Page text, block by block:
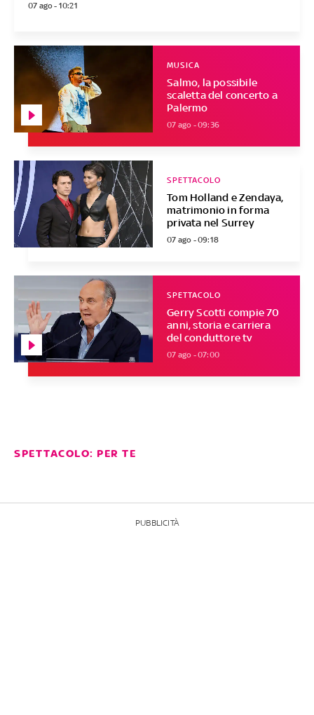
07 ago - 10:21
Salmo, la possibile
scaletta del concerto a
Palermo
MUSICA
07 ago - 09:36
Tom Holland e Zendaya,
matrimonio in forma
privata nel Surrey
SPETTACOLO
07 ago - 09:18
Gerry Scotti compie 70
anni, storia e carriera
del conduttore tv
SPETTACOLO
07 ago - 07:00
SPETTACOLO: PER TE
PUBBLICITÀ